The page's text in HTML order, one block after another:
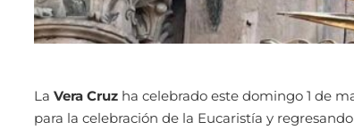
La Vera Cruzha celebrado este domingo 1 de
para la celebración de la Eucaristía y